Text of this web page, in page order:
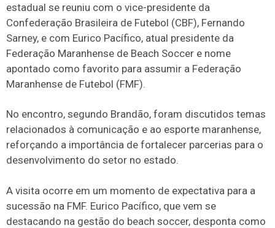
estadual se reuniu com o vice-presidente da
Confederação Brasileira de Futebol (CBF), Fernando
Sarney, e com Eurico Pacífico, atual presidente da
Federação Maranhense de Beach Soccer e nome
apontado como favorito para assumir a Federação
Maranhense de Futebol (FMF).
No encontro, segundo Brandão, foram discutidos temas
relacionados à comunicação e ao esporte maranhense,
reforçando a importância de fortalecer parcerias para o
desenvolvimento do setor no estado.
A visita ocorre em um momento de expectativa para a
sucessão na FMF. Eurico Pacífico, que vem se
destacando na gestão do beach soccer, desponta como